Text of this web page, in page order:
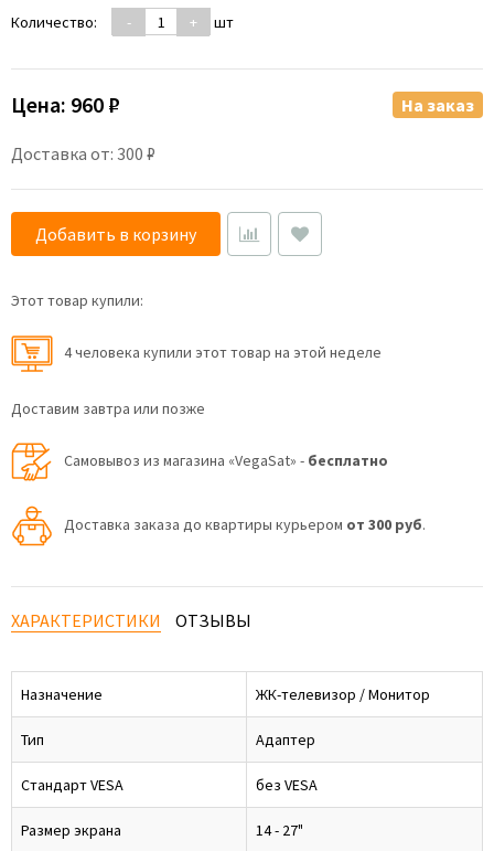
Количество: - + шт
Цена: 960 ₽
Доставка от: 300 ₽
На заказ
Добавить в корзину
Этот товар купили:
4 человекa купили этот товар на этой неделе
Доставим завтра или позже
Самовывоз из магазина «VegaSat» - бесплатно
Доставка заказа до квартиры курьером от 300 руб.
ХАРАКТЕРИСТИКИ ОТЗЫВЫ
Назначение ЖК-телевизор / Монитор
Тип Адаптер
Стандарт VESA без VESA
Размер экрана 14 - 27"